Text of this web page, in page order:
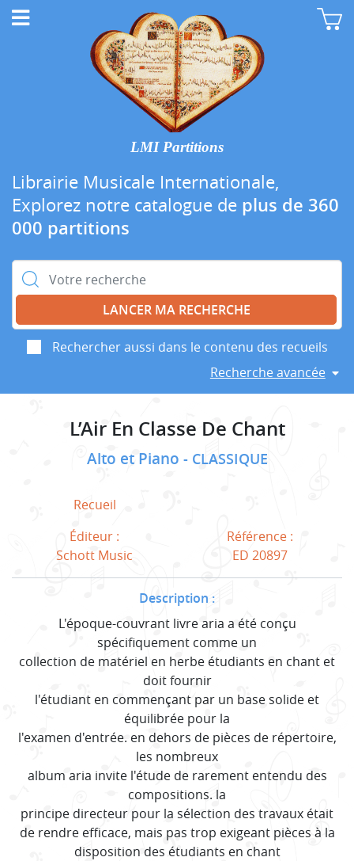
LMI Partitions
Librairie Musicale Internationale,
Explorez notre catalogue de plus de 360
000 partitions
Rechercher :
Rechercher aussi dans le contenu des recueils
Recherche avancée
L’Air En Classe De Chant
Alto et Piano CLASSIQUE
Recueil
Éditeur :
Schott Music
Référence :
ED 20897
Description :
L'époque-couvrant livre aria a été conçu
spécifiquement comme un
collection de matériel en herbe étudiants en chant et
doit fournir
l'étudiant en commençant par un base solide et
équilibrée pour la
l'examen d'entrée. en dehors de pièces de répertoire,
les nombreux
album aria invite l'étude de rarement entendu des
compositions. la
principe directeur pour la sélection des travaux était
de rendre efficace, mais pas trop exigeant pièces à la
disposition des étudiants en chant